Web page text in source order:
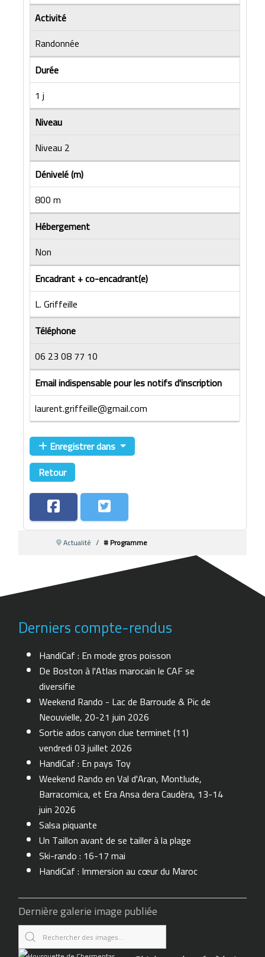
Activité
Randonnée
Durée
1 j
Niveau
Niveau 2
Dénivelé (m)
800 m
Hébergement
Non
Encadrant + co-encadrant(e)
L. Griffeille
Téléphone
06 23 08 77 10
Email indispensable pour les notifs d'inscription
laurent.griffeille@gmail.com
Enregistrer dans
Retour
Actualité # Programme
Derniers compte-rendus
HandiCaf : En mode gros poisson
De Boston à l'Atlas marocain le CAF se
diversifie
Weekend Rando - Lac de Barroude & Pic de
Neouvielle, 20-21 juin 2026
Sortie ados canyon clue terminet (11)
vendredi 03 juillet 2026
HandiCaf : En pays Toy
Weekend Rando en Val d'Aran, Montlude,
Barracomica, et Era Ansa dera Caudèra, 13-14
juin 2026
Salsa piquante
Un Taillon avant de se tailler à la plage
Ski-rando : 16-17 mai
HandiCaf : Immersion au cœur du Maroc
Dernière galerie image publiée